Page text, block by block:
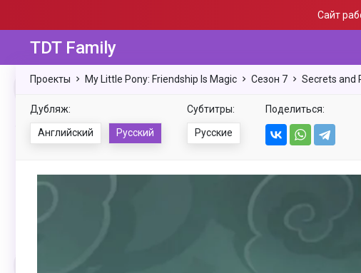
Сайт
TDT Family
Проекты My Little Pony: Friendship Is Magic Сезон 7 Secrets and
Дубляж:
Английский Русский
Субтитры:
Русские
Поделиться: